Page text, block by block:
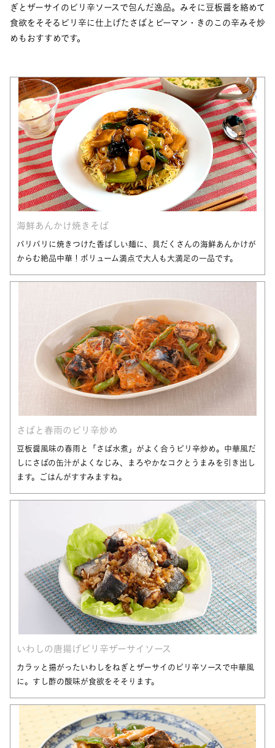
ぎとザーサイのピリ辛ソースで包んだ逸品。みそに豆板醤を絡めて
食欲をそそるピリ辛に仕上げたさばとピーマン・きのこの辛みそ炒
めもおすすめです。
海鮮あんかけ焼きそば
パリパリに焼きつけた香ばしい麺に、具だくさんの海鮮あんかけが
からむ絶品中華！ボリューム満点で大人も大満足の一品です。
さばと春雨のピリ辛炒め
豆板醤風味の春雨と「さば水煮」がよく合うピリ辛炒め。中華風だ
しにさばの缶汁がよくなじみ、まろやかなコクとうまみを引き出し
ます。ごはんがすすみますね。
いわしの唐揚げピリ辛ザーサイソース
カラッと揚がったいわしをねぎとザーサイのピリ辛ソースで中華風
に。すし酢の酸味が食欲をそそります。